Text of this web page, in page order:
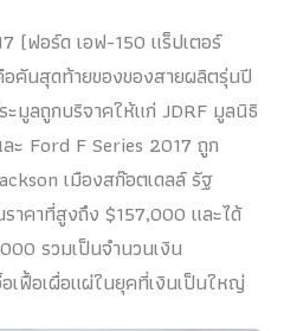
(ฟอร์ด เอฟ-150 แร็ปเตอร์
คันสุดท้ายของของสายผลิตรุ่นปี
ะมูลถูกบริจาคให้แก่ JDRF มูลนิธิ
ะ Ford F Series 2017 ถูก
เมืองสก๊อตเดลล์ รัฐ
าคาที่สูงถึง $157,000 และได้
รวมเป็นจำนวนเงิน
เฟื้อเผื่อแผ่ในยุคที่เงินเป็นใหญ่